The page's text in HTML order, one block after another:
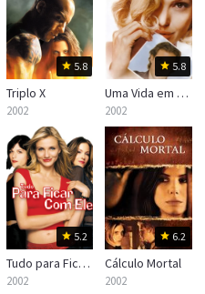
5.8
Triplo X
2002
5.8
Uma Vida em Sete Dias
2002
5.2
Tudo para Ficar com Ele
2002
6.2
Cálculo Mortal
2002